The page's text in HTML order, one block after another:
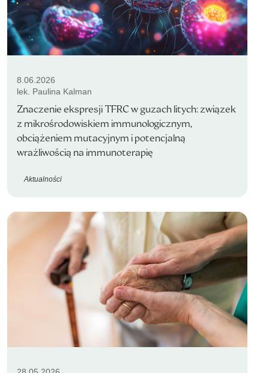
8.06.2026
lek. Paulina Kalman
Znaczenie ekspresji TFRC w guzach litych: związek
z mikrośrodowiskiem immunologicznym,
obciążeniem mutacyjnym i potencjalną
wrażliwością na immunoterapię
Aktualności